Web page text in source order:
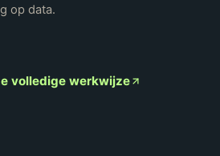
op data.
volledige werkwijze